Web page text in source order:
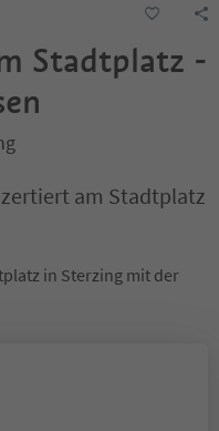
Stadtplatz -
am Stadtplatz
in Sterzing mit der